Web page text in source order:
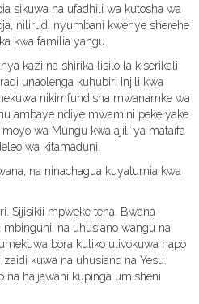
sikuwa na ufadhili wa kutosha wa
nilirudi nyumbani kwenye sherehe
kwa familia yangu.
kazi na shirika lisilo la kiserikali
unaolenga kuhubiri Injili kwa
nikimfundisha mwanamke wa
ambaye ndiye mwamini peke yake
wa Mungu kwa ajili ya mataifa
wa kitamaduni.
na ninachagua kuyatumia kwa
Sijisikii mpweke tena. Bwana
na uhusiano wangu na
bora kuliko ulivokuwa hapo
kuwa na uhusiano na Yesu.
na haijawahi kupinga umisheni